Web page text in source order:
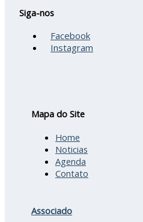
Siga-nos
Facebook
Instagram
Mapa do Site
Home
Noticias
Agenda
Contato
Associado